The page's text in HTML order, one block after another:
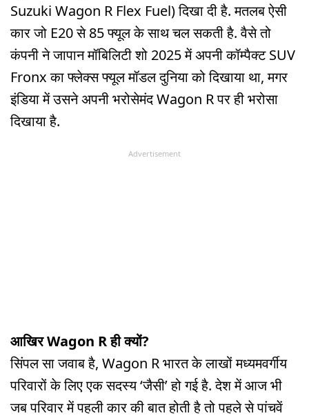
Suzuki Wagon R Flex Fuel) दिखा दी है. मतलब ऐसी
कार जो E20 से 85 फ्यूल के साथ चल सकती है. वैसे तो
कंपनी ने जापान मॉबिलिटी शो 2025 में अपनी कॉम्पैक्ट SUV
Fronx का फ्लेक्स फ्यूल मॉडल दुनिया को दिखाया था, मगर
इंडिया में उसने अपनी भरोसेमंद Wagon R पर ही भरोसा
दिखाया है.
Advertisement
आखिर Wagon R ही क्यों?
सिंपल सा जवाब है, Wagon R भारत के लाखों मध्यमवर्गीय
परिवारों के लिए एक सदस्य ‘जैसी’ हो गई है. देश में आज भी
जब परिवार में पहली कार की बात होती है तो पहले से पांचवें